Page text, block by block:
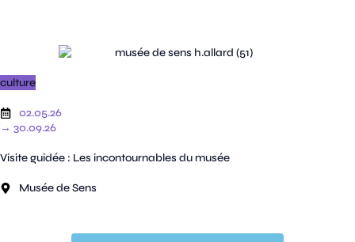
culture
02.05.26
→ 30.09.26
Visite guidée : Les incontournables du musée
Musée de Sens